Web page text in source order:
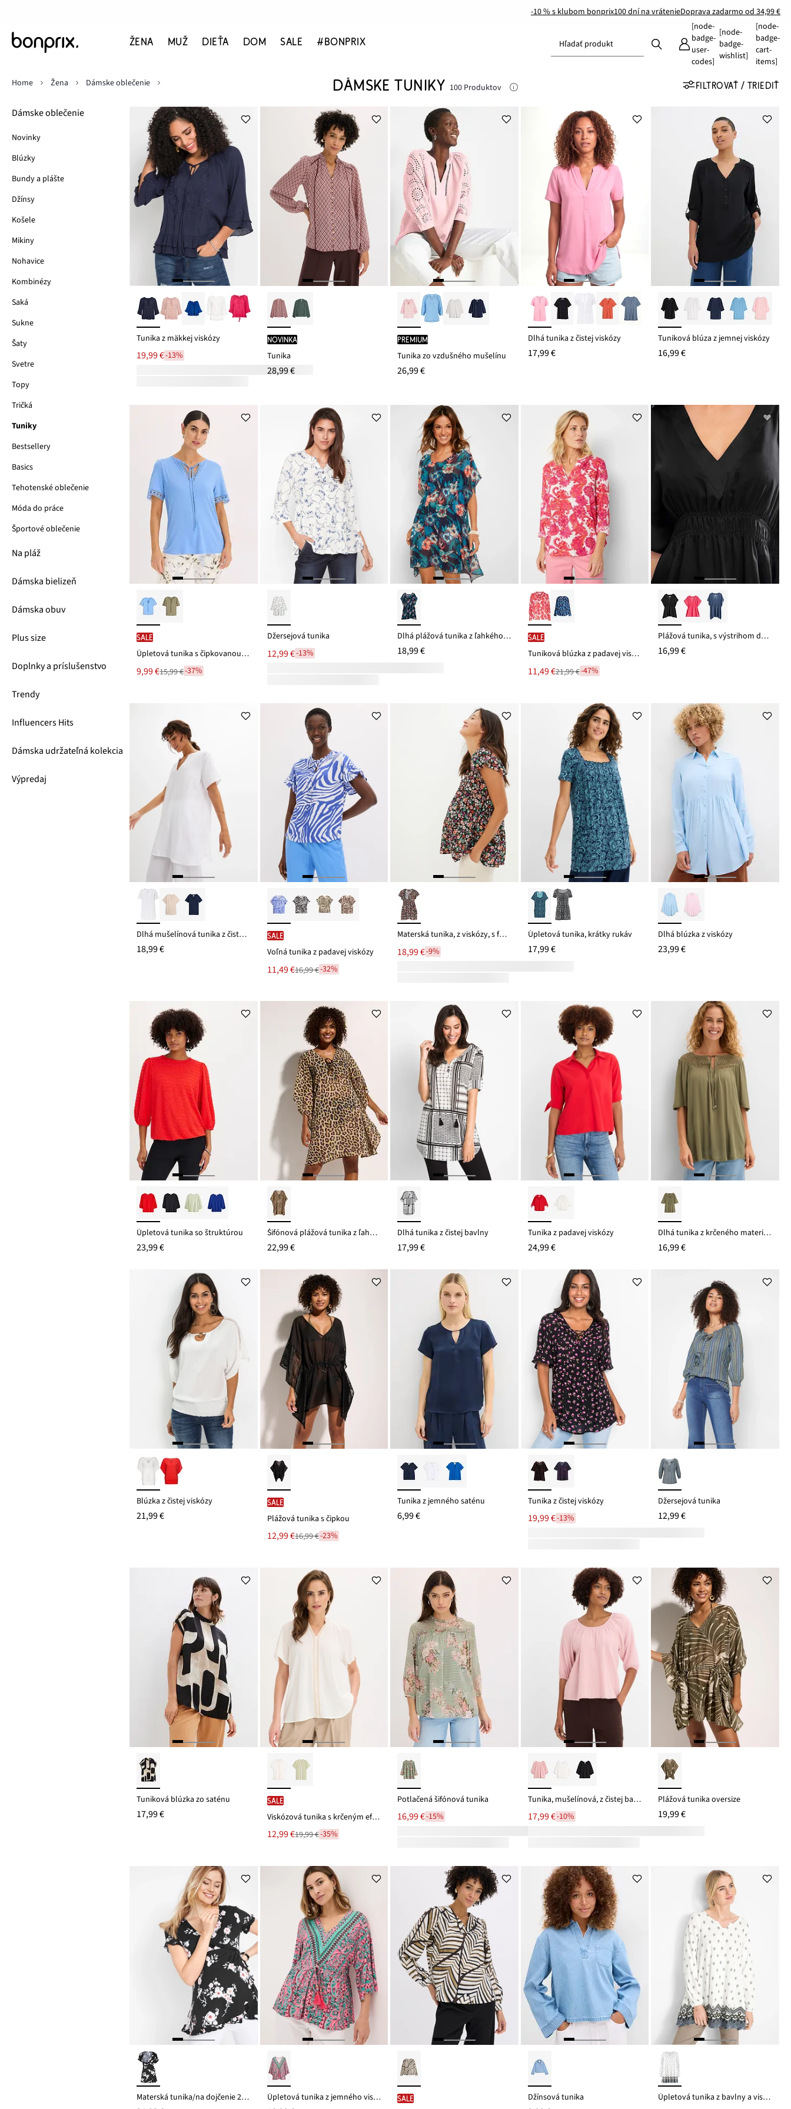
-10 % s klubom bonprix100 dní na vrátenieDoprava zadarmo od 34,99 €
ŽENA MUŽ DIEŤA DOM SALE #BONPRIX Hľadať produkt
[node-
badge-
user-
codes]
[node-
badge-
wishlist]
[node-
badge-
cart-
items]
Dámske oblečenie
Novinky
Blúzky
Bundy a plášte
Džínsy
Košele
Mikiny
Nohavice
Kombinézy
Saká
Sukne
Šaty
Svetre
Topy
Tričká
Tuniky
Bestsellery
Basics
Tehotenské oblečenie
Móda do práce
Športové oblečenie
Na pláž
Dámska bielizeň
Dámska obuv
Plus size
Doplnky a príslušenstvo
Trendy
Influencers Hits
Dámska udržateľná kolekcia
Výpredaj
Home Žena Dámske oblečenie DÁMSKE TUNIKY 100 Produktov FILTROVAŤ / TRIEDIŤ
Tunika z mäkkej viskózy
19,99 €-13%
novinka
Tunika
28,99 €
PREMIUM
Tunika zo vzdušného mušelínu
26,99 €
Dlhá tunika z čistej viskózy
17,99 €
Tuniková blúza z jemnej viskózy
16,99 €
SALE
Úpletová tunika s čipkovanou stuhou
Nová
cena
9,99 €
Zľava 15,99 €-37%
Džersejová tunika
12,99 €-13%
Dlhá plážová tunika z ľahkého šifónu
18,99 €
SALE
Tuniková blúzka z padavej viskózy
Nová
cena
11,49 €
Zľava 21,99 €-47%
Plážová tunika, s výstrihom do V, transparentná
16,99 €
Dlhá mušelínová tunika z čistej bavlny
18,99 €
SALE
Voľná tunika z padavej viskózy
Nová
cena
11,49 €
Zľava
16,99 €
16,99 €-32%
Materská tunika, z viskózy, s funkciou na dojčenie
18,99 €-9%
Úpletová tunika, krátky rukáv
17,99 €
Dlhá blúzka z viskózy
23,99 €
Úpletová tunika so štruktúrou
23,99 €
Šifónová plážová tunika z ľahkého šifónu
22,99 €
Dlhá tunika z čistej bavlny
17,99 €
Tunika z padavej viskózy
24,99 €
Dlhá tunika z krčeného materiálu, z jemnej viskózy
16,99 €
Blúzka z čistej viskózy
21,99 €
SALE
Plážová tunika s čipkou
Nová
cena
12,99 €
Zľava 16,99 €-23%
Tunika z jemného saténu
6,99 €
Tunika z čistej viskózy
19,99 €-13%
Džersejová tunika
12,99 €
Tuniková blúzka zo saténu
17,99 €
SALE
Viskózová tunika s krčeným efektom
Nová
cena
12,99 €
Zľava
19,99 €
19,99 €-35%
Potlačená šifónová tunika
16,99 €-15%
Tunika, mušelínová, z čistej bavlny
17,99 €-10%
Plážová tunika oversize
19,99 €
Materská tunika/na dojčenie 2 v 1, z viskózy Úpletová tunika z jemného viskózového mixu SALE Džínsová tunika Úpletová tunika z bavlny a viskózy